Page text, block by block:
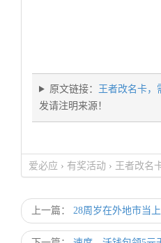
原文链接： 王者改名卡，
发请注明来源！
爱必应 › 有奖活动 › 王者改名
上一篇： 28周岁在外地市当